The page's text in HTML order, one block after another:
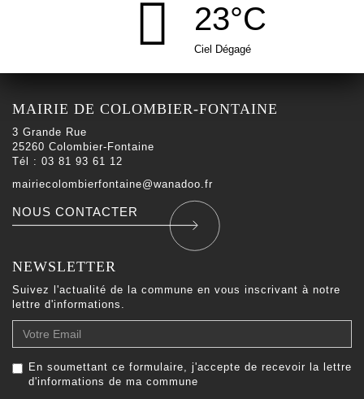
23°C
Ciel Dégagé
MAIRIE DE COLOMBIER-FONTAINE
3 Grande Rue
25260 Colombier-Fontaine
Tél : 03 81 93 61 12
mairiecolombierfontaine@wanadoo.fr
NOUS CONTACTER
NEWSLETTER
Suivez l'actualité de la commune en vous inscrivant à notre
lettre d'informations.
Email
En soumettant ce formulaire, j'accepte de recevoir la lettre
d'informations de ma commune